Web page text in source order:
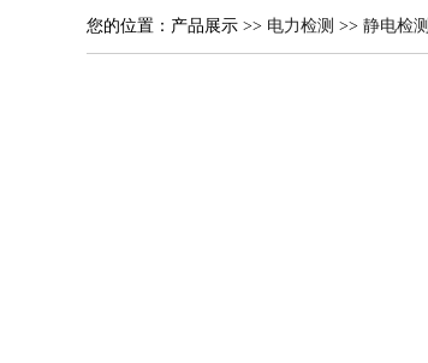
您的位置：产品展示 >> 电力检测 >> 静电检测